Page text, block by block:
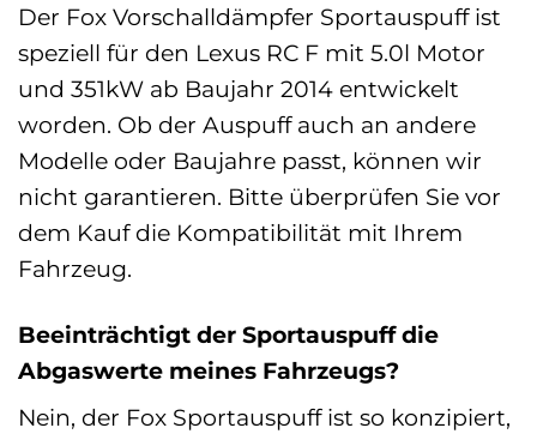
Der Fox Vorschalldämpfer Sportauspuff ist
speziell für den Lexus RC F mit 5.0l Motor
und 351kW ab Baujahr 2014 entwickelt
worden. Ob der Auspuff auch an andere
Modelle oder Baujahre passt, können wir
nicht garantieren. Bitte überprüfen Sie vor
dem Kauf die Kompatibilität mit Ihrem
Fahrzeug.
Beeinträchtigt der Sportauspuff die
Abgaswerte meines Fahrzeugs?
Nein, der Fox Sportauspuff ist so konzipiert,